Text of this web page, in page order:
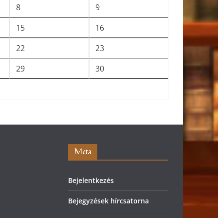
8
9
15
16
22
23
29
30
Meta
Bejelentkezés
Bejegyzések hírcsatorna